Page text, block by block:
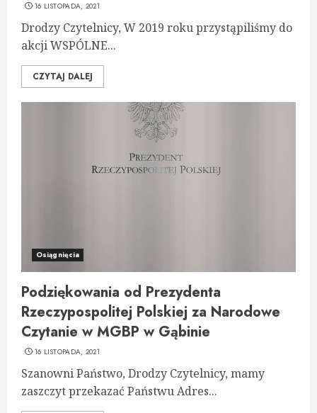
16 LISTOPADA, 2021
Drodzy Czytelnicy, W 2019 roku przystąpiliśmy do
akcji WSPÓLNE...
CZYTAJ DALEJ
Osiągnięcia
Podziękowania od Prezydenta
Rzeczypospolitej Polskiej za Narodowe
Czytanie w MGBP w Gąbinie
16 LISTOPADA, 2021
Szanowni Państwo, Drodzy Czytelnicy, mamy
zaszczyt przekazać Państwu Adres...